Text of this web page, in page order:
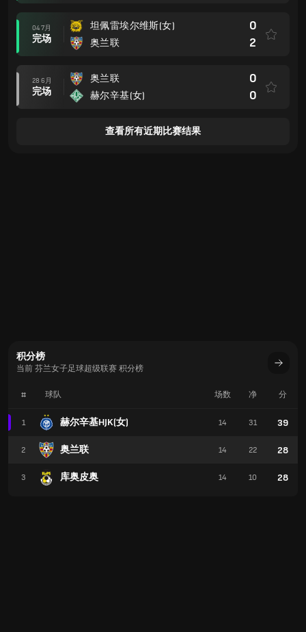
04 7月
完场
坦佩雷埃尔维斯(女)
奥兰联
0
2
28 6月
完场
奥兰联
赫尔辛基(女)
0
0
查看所有近期比赛结果
积分榜
当前 芬兰女子足球超级联赛 积分榜
# 球队
1 赫尔辛基HJK(女)
2 奥兰联
3 库奥皮奥
场数 净 分
14 31 39
14 22 28
14 10 28